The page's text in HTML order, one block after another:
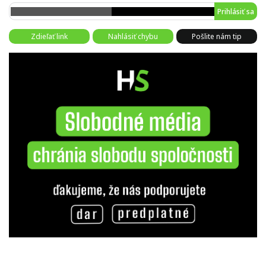
Prihlásiť sa
Zdieľať link Nahlásiť chybu Pošlite nám tip